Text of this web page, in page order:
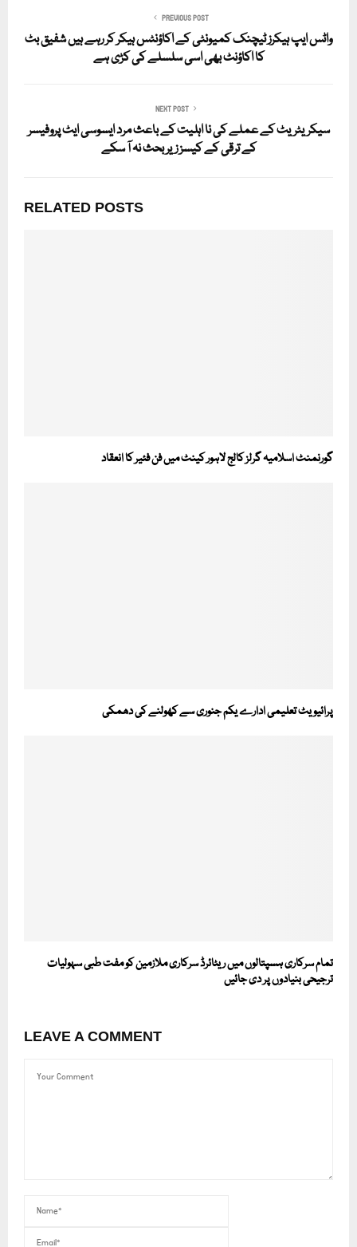
PREVIOUS POST
واٹس ایپ ہیکرز ٹیچنک کمیونٹی کے اکاؤنٹس ہیکر کر رہے ہیں شفیق بٹ
کا اکاؤنٹ بھی اسی سلسلے کی کڑی ہے
NEXT POST
سیکریٹریٹ کے عملے کی نا اہلیت کے باعث مرد ایسوسی ایٹ پروفیسر
کے ترقی کے کیسز زیر بحث نہ آ سکے
RELATED POSTS
گورنمنٹ اسلامیہ گرلز کالج لاہور کینٹ میں فن فئیر کا انعقاد
پرائیویٹ تعلیمی ادارے یکم جنوری سے کھولنے کی دھمکی
تمام سرکاری ہسپتالوں میں ریٹائرڈ سرکاری ملازمین کو مفت طبی سہولیات
ترجیحی بنیادوں پر دی جائیں
LEAVE A COMMENT